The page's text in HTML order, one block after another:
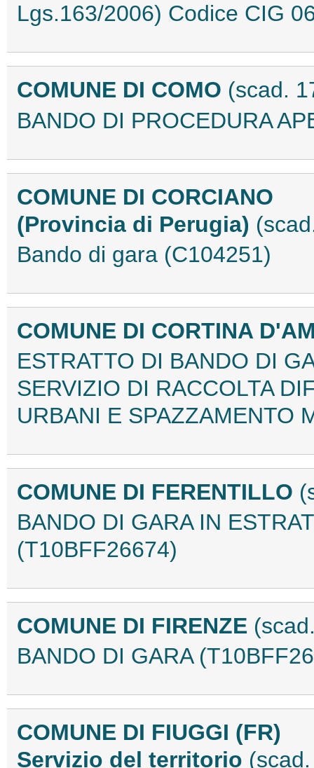
Lgs.163/2006) Codice CIG
COMUNE DI COMO (scad.
BANDO DI PROCEDURA
COMUNE DI CORCIANO
(Provincia di Perugia)
Bando di gara (C104251)
COMUNE DI CORTINA
ESTRATTO DI BANDO DI
SERVIZIO DI RACCOLTA
URBANI E SPAZZAMENTO
COMUNE DI FERENTILLO
BANDO DI GARA IN
(T10BFF26674)
COMUNE DI FIRENZE
BANDO DI GARA
COMUNE DI FIUGGI (FR)
Servizio del territorio